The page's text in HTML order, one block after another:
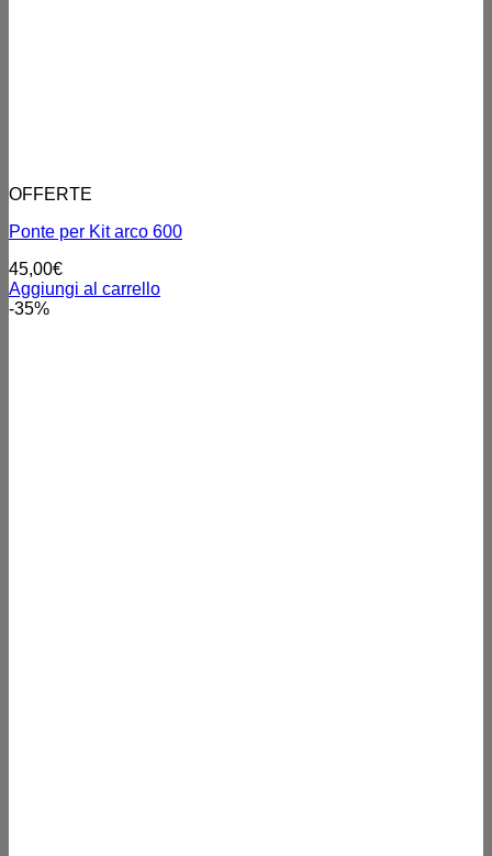
OFFERTE
Ponte per Kit arco 600
45,00€
Aggiungi al carrello
-35%